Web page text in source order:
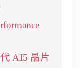
AI5 晶片